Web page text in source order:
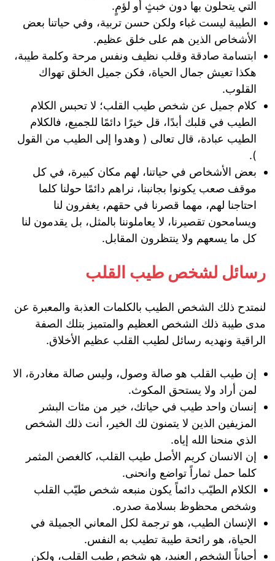
التي يتحلون بها دون خبثٍ أو لؤمٍ.
الطيبة ليست غباء ولكن حسن تربية، وفي حياتنا بعض
الأشخاص الذين هم على خلق عظيم.
ابتسامة صادقة وقلب نظيف ونفس مرحة وكلمة طيبة،
هكذا تعيش جمال الحياة، فكن جميل الخلق تهواك
القلوب.
كلام جميل عن شخص طيب القلب؛ لا تحبس الكلام
الطيب في قلبك أبدًا، قل خيرًا دائمًا للجميع، فالكلام
الطيب عبادة، قال تعالى ( وهدوا إلى الطيب من القول
).
بعض الأشخاص في حياتنا، لهم مكان كبيرة، في كل
موقف صعب يكونوا بجانبنا، نراهم دائمًا حولنا كلما
احتاجنا لهم، مهما قصرنا في حقهم، يغفرون لنا
ويسامحون تقصيرنا، لا يعاملوننا بالمثل، بل يقدمون لنا
كل ما يسعهم ولا ينتظرون المقابل.
رسائل لشخص طيب القلب
لنمتدح ذلك الشخص الطيب بالكلمات العذبة والمعبرة عن
مدى طيبة ذلك الشخص العظيم والمتميز بتلك الصفة
الراقية ونهديه رسائل لطيب القلب عظيم الأخلاق.
إن طيب القلب هو صالة وصول، وليس صالة مغادرة، الا
لمن أراد ولا يستحق المكوث.
إنسان واحد طيب في حياتك، خير من مئات البشر
المزيفين الذين لا يتمنون لك الخير، أنت ذلك الشخص
الذي منحنا الله إياه.
إن الانسان كريم الأصل طيب القلب، كالغصن المثمر
كلما حمل ثماراً تواضع وانحنى.
الكلام الطيّب دائماً يكون منبعه شخص طيّب القلب
وشخص محظوظ بسلامة صدره.
الإنسان الطيب، هو ترجمة لكل المعاني الجميلة في
الحياة، هو رائحة طيبة تطيب به النفس.
أحياناً الشخص العنيد، هو شخص طيب القلب، ولكن